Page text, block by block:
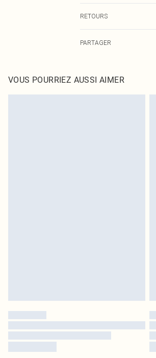
RETOURS
Veuillez noter que nous ne
également être essayées
PARTAGER
VOUS POURRIEZ AUSSI AIMER